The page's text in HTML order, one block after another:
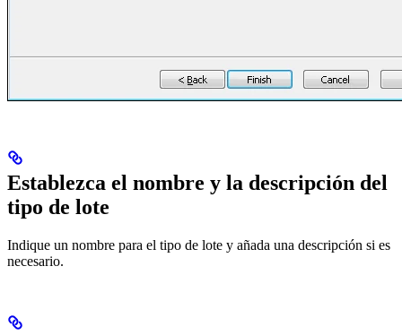
Establezca el nombre y la descripción del
tipo de lote
Indique un nombre para el tipo de lote y añada una descripción si es
necesario.